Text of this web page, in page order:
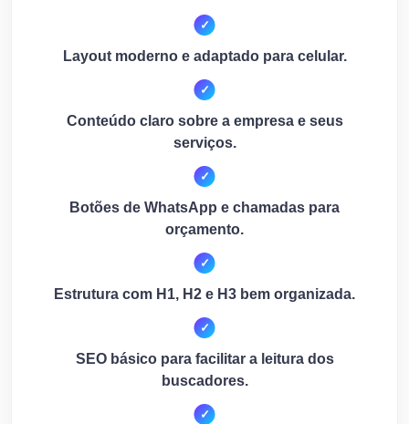
Layout moderno e adaptado para celular.
Conteúdo claro sobre a empresa e seus
serviços.
Botões de WhatsApp e chamadas para
orçamento.
Estrutura com H1, H2 e H3 bem organizada.
SEO básico para facilitar a leitura dos
buscadores.